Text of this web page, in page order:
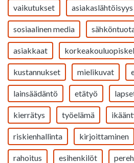
vaikutukset asiakaslähtöisyys
sosiaalinen media
asiakkaat
kustannukset mielikuvat
lainsäädäntö etätyö
kierrätys työelämä
riskienhallinta kirjoittaminen
rahoitus esihenkilöt